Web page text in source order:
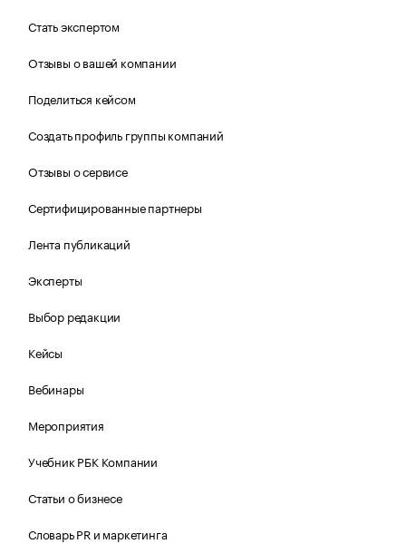
Стать экспертом
Отзывы о вашей компании
Поделиться кейсом
Создать профиль группы компаний
Отзывы о сервисе
Сертифицированные партнеры
Лента публикаций
Эксперты
Выбор редакции
Кейсы
Вебинары
Мероприятия
Учебник РБК Компании
Статьи о бизнесе
Словарь PR и маркетинга